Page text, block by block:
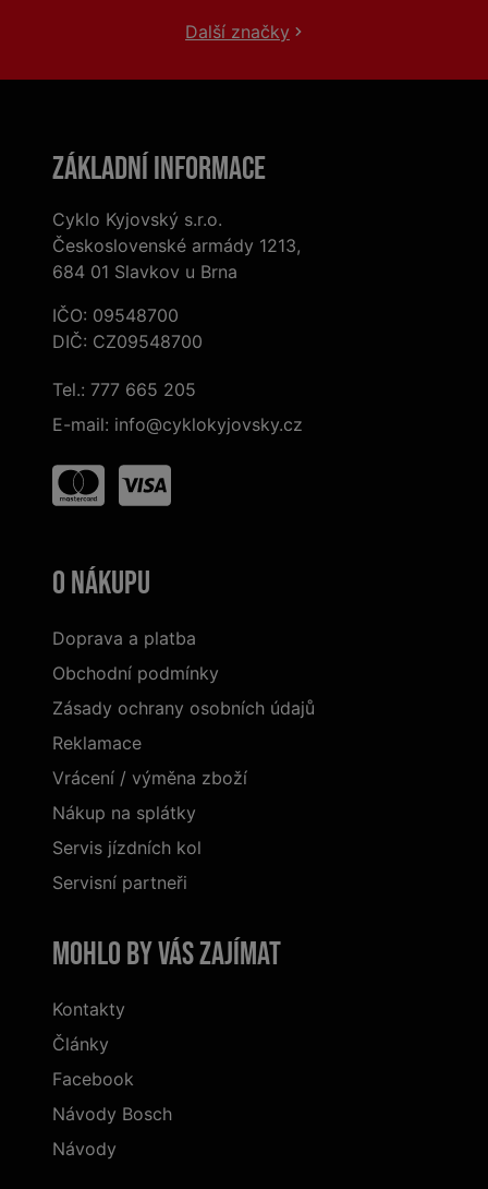
Další značky
Základní informace
Cyklo Kyjovský s.r.o.
Československé armády 1213,
684 01 Slavkov u Brna
IČO: 09548700
DIČ: CZ09548700
Tel.: 777 665 205
E-mail: info@cyklokyjovsky.cz
O nákupu
Doprava a platba
Obchodní podmínky
Zásady ochrany osobních údajů
Reklamace
Vrácení / výměna zboží
Nákup na splátky
Servis jízdních kol
Servisní partneři
Mohlo by vás zajímat
Kontakty
Články
Facebook
Návody Bosch
Návody